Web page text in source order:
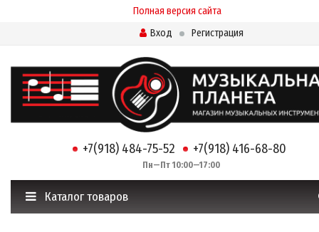
Полная версия сайта
Вход
Регистрация
+7(918) 484-75-52 +7(918) 416-68-80
Пн—Пт 10:00—17:00
Каталог товаров